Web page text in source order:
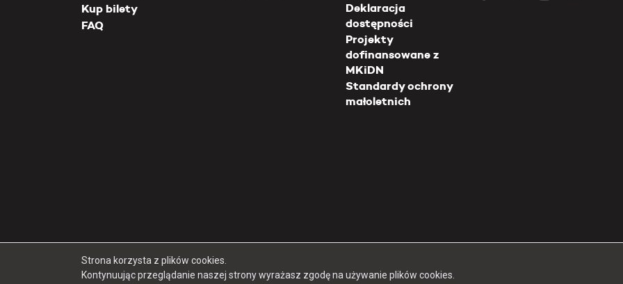
Kup bilety
FAQ
Deklaracja
dostępności
Projekty
dofinansowane z
MKiDN
Standardy ochrony
małoletnich
Copyright 2026 Muzeum Powstania Warszawskiego
Strona korzysta z plików cookies.
Kontynuując przeglądanie naszej strony wyrażasz zgodę na używanie plików cookies.